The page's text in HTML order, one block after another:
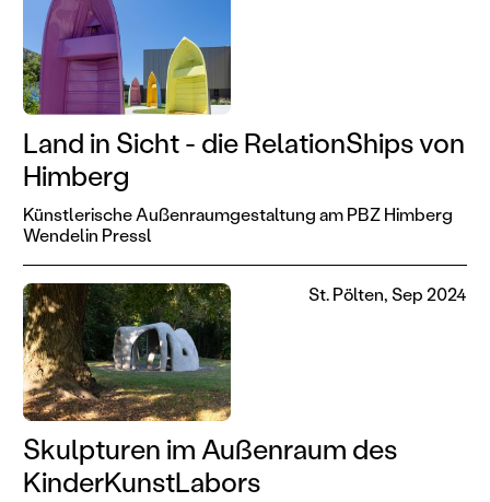
Land in Sicht - die RelationShips von
Himberg
Künstlerische Außenraumgestaltung am PBZ Himberg
Wendelin Pressl
Skulpturen im Außenraum des
KinderKunstLabors
St. Pölten, Sep 2024